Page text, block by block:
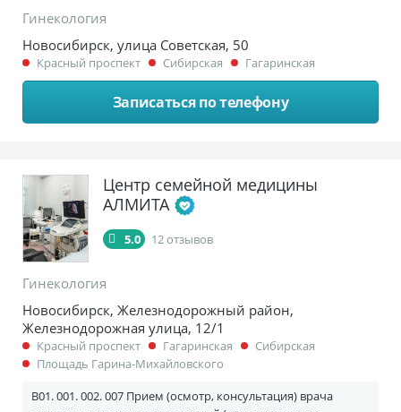
Гинекология
Новосибирск, улица Советская, 50
Красный проспект Сибирская Гагаринская
Записаться по телефону
Центр семейной медицины
АЛМИТА
Гинекология
5.0 12 отзывов
Новосибирск, Железнодорожный район,
Железнодорожная улица, 12/1
Красный проспект Гагаринская
Сибирская
Площадь Гарина-Михайловского
B01. 001. 002. 007 Прием (осмотр, консультация) врача